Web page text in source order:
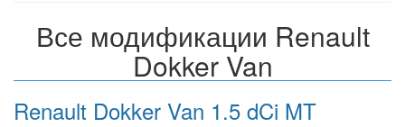
Все модификации Renault
Dokker Van
Renault Dokker Van 1.5 dCi MT